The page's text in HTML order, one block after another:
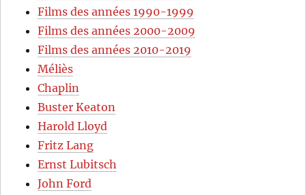
Films des années 1990-1999
Films des années 2000-2009
Films des années 2010-2019
Méliès
Chaplin
Buster Keaton
Harold Lloyd
Fritz Lang
Ernst Lubitsch
John Ford